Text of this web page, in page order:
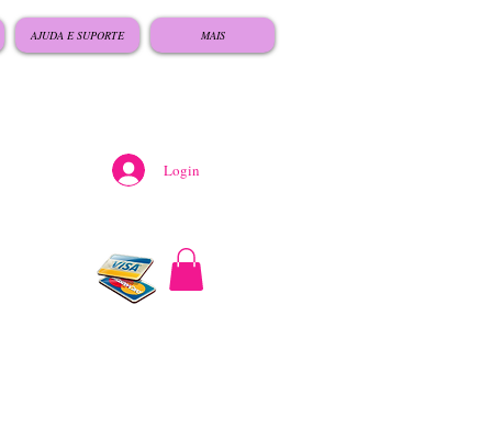
AJUDA E SUPORTE MAIS
Login